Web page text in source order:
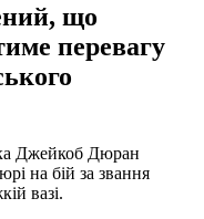
що
перевагу
Джейкоб Дюран
на бій за звання
вазі.